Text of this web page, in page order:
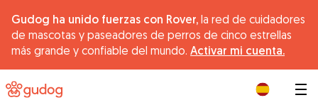
Gudog ha unido fuerzas con Rover, la red de cuidadores
de mascotas y paseadores de perros de cinco estrellas
más grande y confiable del mundo. Activar mi cuenta.